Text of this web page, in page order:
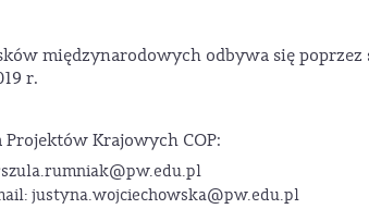
międzynarodowych odbywa się poprzez
r.
Krajowych COP:
justyna.wojciechowska@pw.edu.pl